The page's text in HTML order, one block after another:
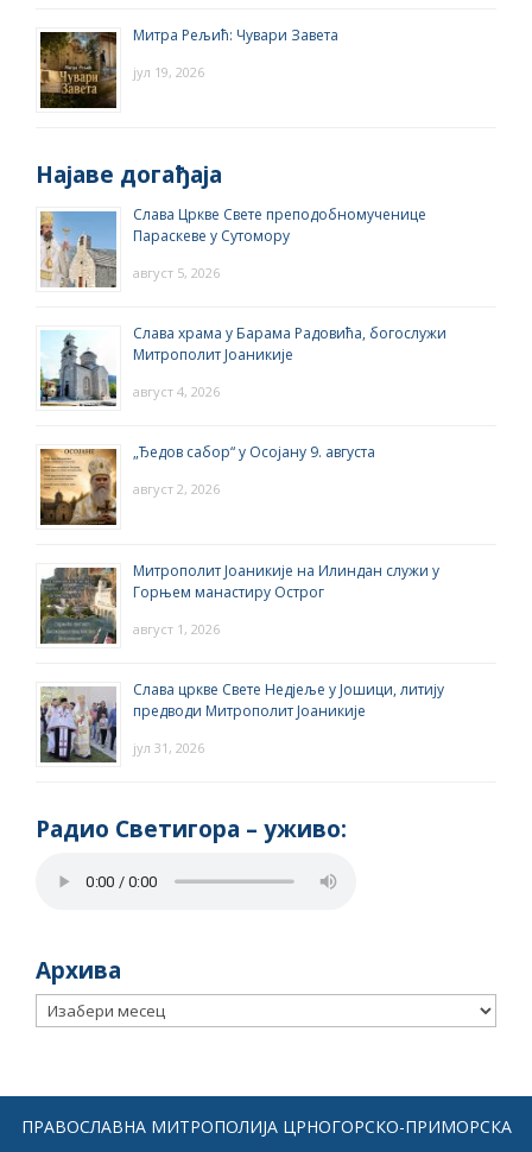
Митра Рељић: Чувари Завета
јул 19, 2026
Најаве догађаја
Слава Цркве Свете преподобномученице
Параскеве у Сутомору
август 5, 2026
Слава храма у Барама Радовића, богослужи
Митрополит Јоаникије
август 4, 2026
„Ђедов сабор“ у Осојану 9. августа
август 2, 2026
Митрополит Јоаникије на Илиндан служи у
Горњем манастиру Острог
август 1, 2026
Слава цркве Свете Недјеље у Јошици, литију
предводи Митрополит Јоаникије
јул 31, 2026
Радио Светигора – yживо:
Архива
Архива
ПРАВОСЛАВНА МИТРОПОЛИЈА ЦРНОГОРСКО-ПРИМОРСКА